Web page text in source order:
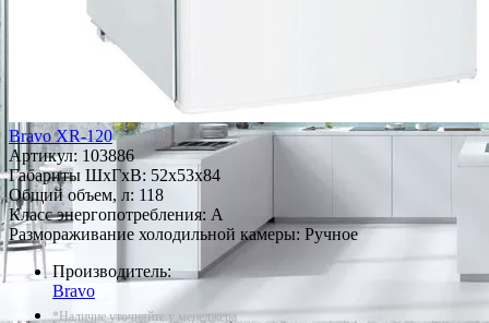
Bravo XR-120
Артикул: 103886
Габариты ШxГxВ: 52x53x84
Общий объем, л: 118
Класс энергопотребления: A
Размораживание холодильной камеры: Ручное
Производитель:
Bravo
*Наличие уточняйте у менеджера